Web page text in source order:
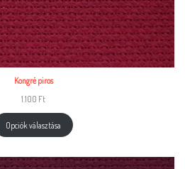
Kongré piros
1.100 Ft
Opciók választása